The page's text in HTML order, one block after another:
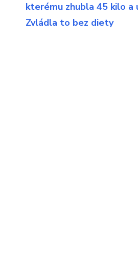
kterému zhubla 45 kilo a
Zvládla to bez diety